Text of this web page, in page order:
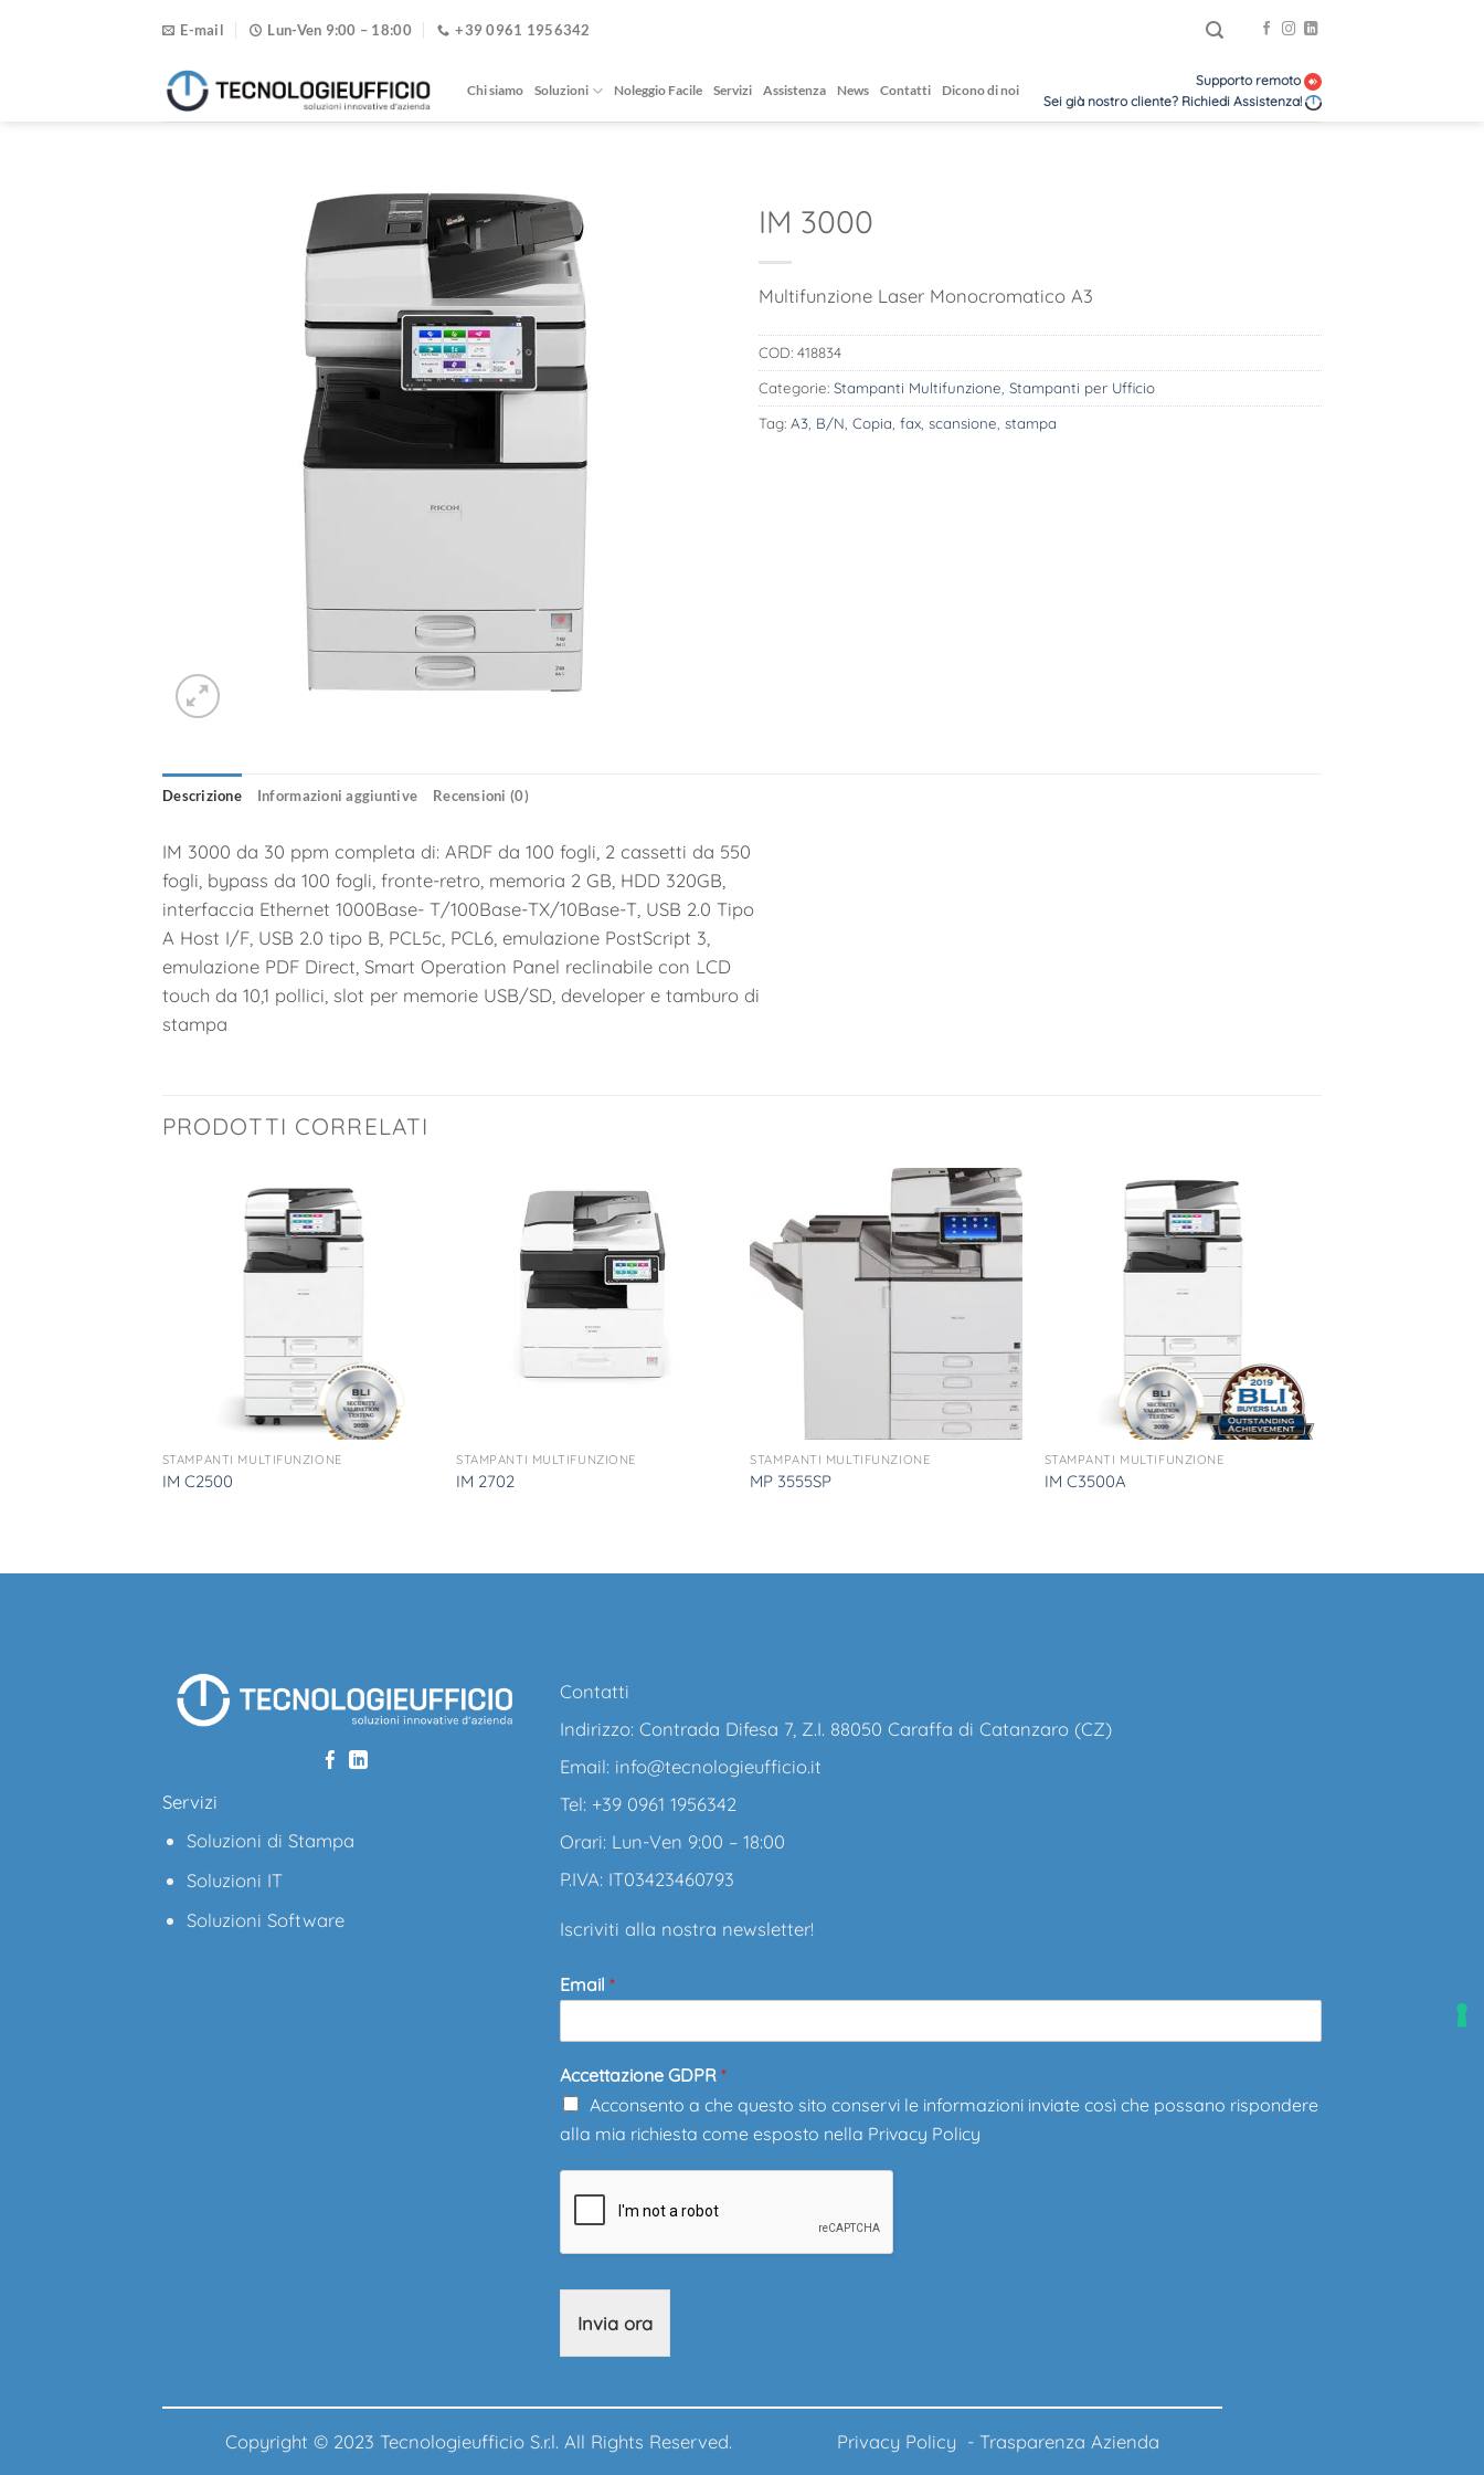
E-mail Lun-Ven 9:00 – 18:00 +39 0961 1956342
Chi siamo Soluzioni Noleggio Facile Servizi Assistenza News Contatti Dicono di noi
Supporto remoto
Sei già nostro cliente? Richiedi Assistenza!
IM 3000
Multifunzione Laser Monocromatico A3
COD: 418834
Categorie: Stampanti Multifunzione Stampanti per Ufficio
Tag: A3 B/N Copia fax scansione stampa
Descrizione Informazioni aggiuntive Recensioni (0)
IM 3000 da 30 ppm completa di: ARDF da 100 fogli, 2 cassetti da 550
fogli, bypass da 100 fogli, fronte-retro, memoria 2 GB, HDD 320GB,
interfaccia Ethernet 1000Base- T/100Base-TX/10Base-T, USB 2.0 Tipo
A Host I/F, USB 2.0 tipo B, PCL5c, PCL6, emulazione PostScript 3,
emulazione PDF Direct, Smart Operation Panel reclinabile con LCD
touch da 10,1 pollici, slot per memorie USB/SD, developer e tamburo di
stampa
PRODOTTI CORRELATI
STAMPANTI MULTIFUNZIONE
IM C2500
STAMPANTI MULTIFUNZIONE
IM 2702
STAMPANTI MULTIFUNZIONE
MP 3555SP
STAMPANTI MULTIFUNZIONE
IM C3500A
Servizi
Soluzioni di Stampa
Soluzioni IT
Soluzioni Software
Contatti
Indirizzo: Contrada Difesa 7, Z.I. 88050 Caraffa di Catanzaro (CZ)
Email: info@tecnologieufficio.it
Tel: +39 0961 1956342
Orari: Lun-Ven 9:00 – 18:00
P.IVA: IT03423460793
Iscriviti alla nostra newsletter!
Email *
Accettazione GDPR *
Acconsento a che questo sito conservi le informazioni inviate così che possano rispondere
alla mia richiesta come esposto nella Privacy Policy
Invia ora
Copyright © 2023 Tecnologieufficio S.r.l. All Rights Reserved. Privacy Policy - Trasparenza Azienda